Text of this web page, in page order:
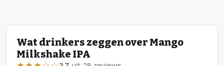
Wat drinkers zeggen over Mango
Milkshake IPA